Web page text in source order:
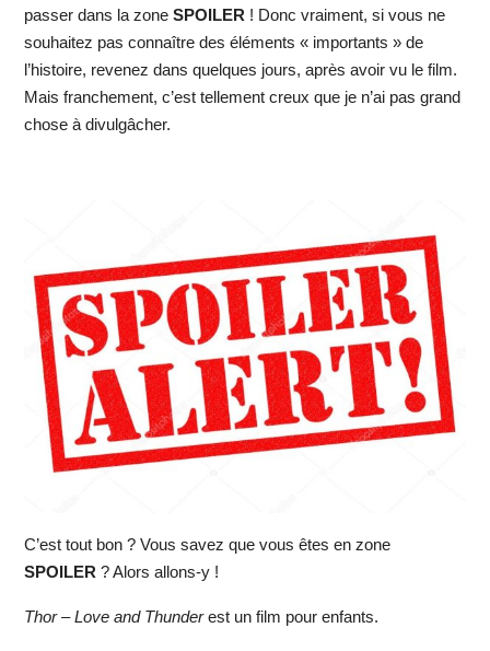
passer dans la zone SPOILER ! Donc vraiment, si vous ne
souhaitez pas connaître des éléments « importants » de
l’histoire, revenez dans quelques jours, après avoir vu le film.
Mais franchement, c’est tellement creux que je n’ai pas grand
chose à divulgâcher.
C’est tout bon ? Vous savez que vous êtes en zone
SPOILER ? Alors allons-y !
Thor – Love and Thunderest un film pour enfants.